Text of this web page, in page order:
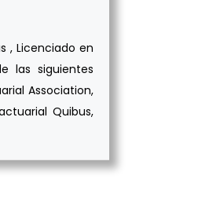
, Licenciado en
las siguientes
Association,
Quibus,